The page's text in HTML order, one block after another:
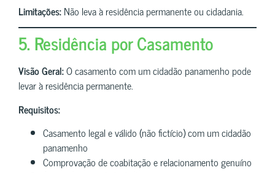
Limitações:Não leva à residência permanente ou cidadania.
5. Residência por Casamento
Visão Geral:O casamento com um cidadão panamenho pode
levar à residência permanente.
Requisitos:
Casamento legal e válido (não fictício) com um cidadão
panamenho
Comprovação de coabitação e relacionamento genuíno